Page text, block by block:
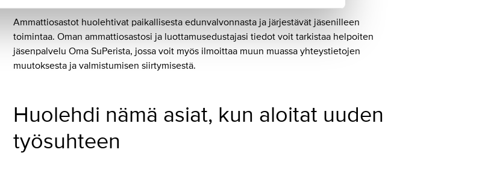
Ammattiosastot huolehtivat paikallisesta edunvalvonnasta ja järjestävät jäsenilleen
toimintaa. Oman ammattiosastosi ja luottamusedustajasi tiedot voit tarkistaa helpoiten
jäsenpalvelu Oma SuPerista, jossa voit myös ilmoittaa muun muassa yhteystietojen
muutoksesta ja valmistumisen siirtymisestä.
Huolehdi nämä asiat, kun aloitat uuden
työsuhteen